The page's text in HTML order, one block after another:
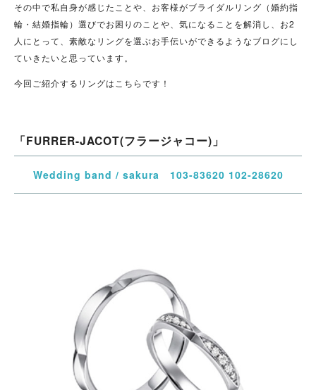
その中で私自身が感じたことや、お客様がブライダルリング（婚約指
輪・結婚指輪）選びでお困りのことや、気になることを解消し、お2
人にとって、素敵なリングを選ぶお手伝いができるようなブログにし
ていきたいと思っています。
今回ご紹介するリングはこちらです！
「FURRER-JACOT(フラージャコー)」
Wedding band / sakura 103-83620 102-28620